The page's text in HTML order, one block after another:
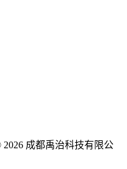
2026 成都禹治科技有限公